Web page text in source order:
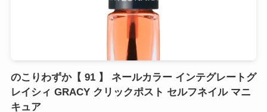
のこりわずか【 91 】 ネールカラー インテグレートグ
レイシィ GRACY クリックポスト セルフネイル マニ
キュア